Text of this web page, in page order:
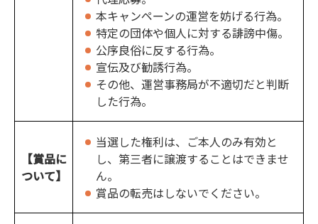
本キャンペーンの運営を妨げる行為。
特定の団体や個人に対する誹謗中傷。
公序良俗に反する行為。
宣伝及び勧誘行為。
その他、運営事務局が不適切だと判断
した行為。
【賞品に
ついて】
当選した権利は、ご本人のみ有効と
し、第三者に譲渡することはできませ
ん。
賞品の転売はしないでください。